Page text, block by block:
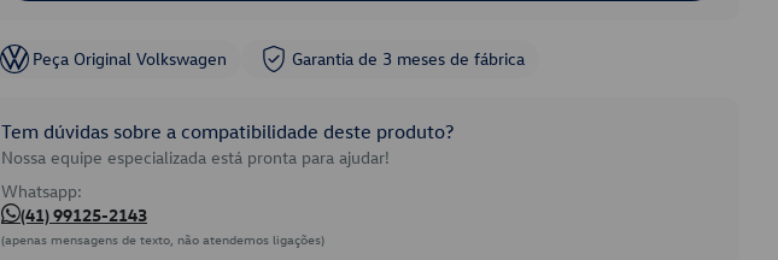
Peça Original Volkswagen Garantia de 3 meses de fábrica
Tem dúvidas sobre a compatibilidade deste produto?
Nossa equipe especializada está pronta para ajudar!
Whatsapp:
(41) 99125-2143
(apenas mensagens de texto, não atendemos ligações)